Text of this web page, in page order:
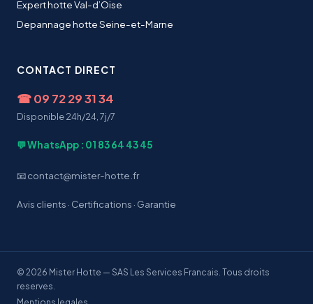
Expert hotte Val-d’Oise
Depannage hotte Seine-et-Marne
CONTACT DIRECT
☎09 72 29 31 34
Disponible 24h/24, 7j/7
💬 WhatsApp : 01 83 64 43 45
📧 contact@mister-hotte.fr
Avis clients · Certifications · Garantie
© 2026 Mister Hotte — SAS Les Services Francais. Tous droits
reserves.